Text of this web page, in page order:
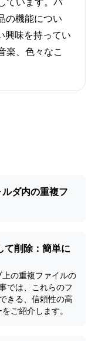
の機能につい
興味を持ってい
楽、色々なこ
ダ内の重複フ
て削除：簡単に
の重複ファイルの
では、これらのフ
きる、信頼性の高
ご紹介します。